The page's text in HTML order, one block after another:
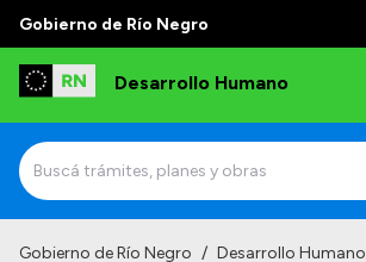
Gobierno de Río Negro
Desarrollo Humano
Gobierno de Río Negro / Desarrollo Humano